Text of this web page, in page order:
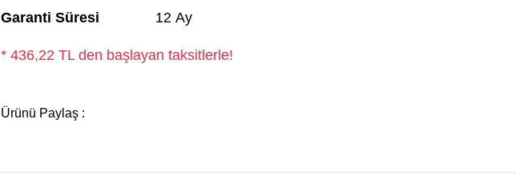
Garanti Süresi 12 Ay
* 436,22 TL den başlayan taksitlerle!
Ürünü Paylaş :